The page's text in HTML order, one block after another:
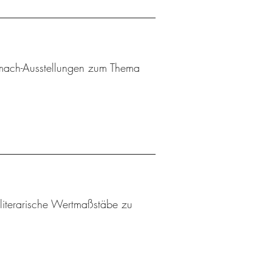
Ausstellungen zum Thema
Wertmaßstäbe zu